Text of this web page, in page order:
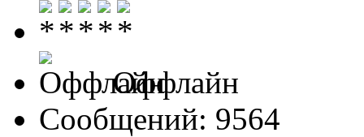
Оффлайн
Сообщений: 9564